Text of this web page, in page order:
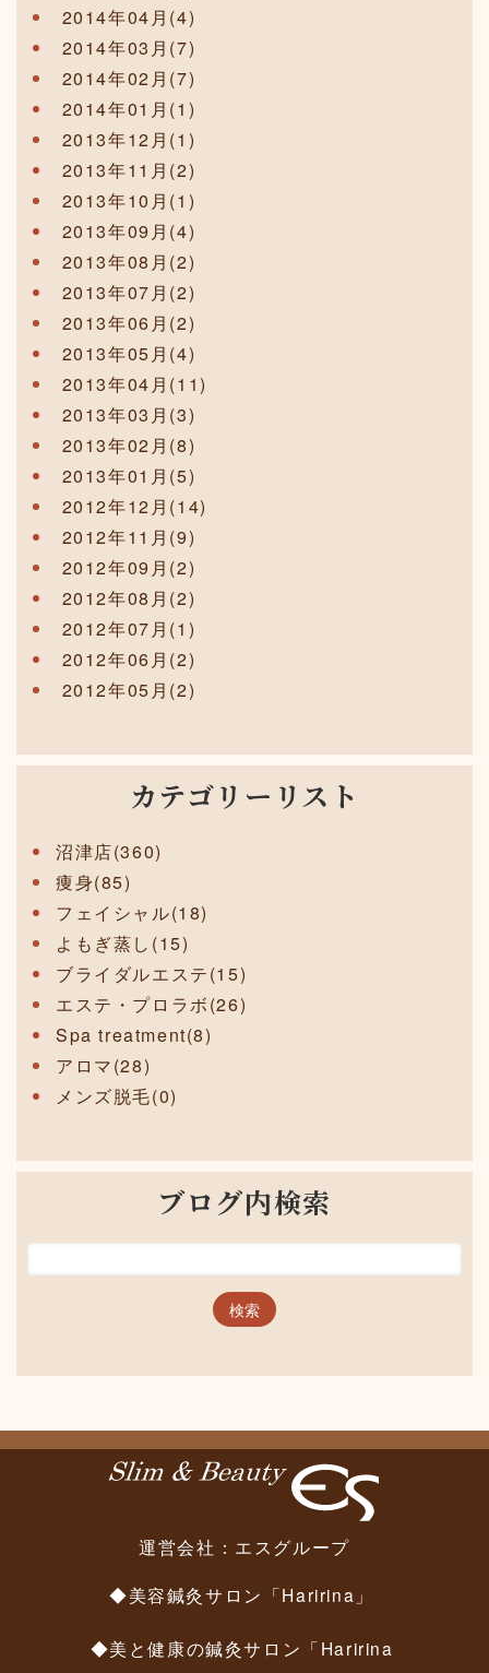
2014年04月(4)
2014年03月(7)
2014年02月(7)
2014年01月(1)
2013年12月(1)
2013年11月(2)
2013年10月(1)
2013年09月(4)
2013年08月(2)
2013年07月(2)
2013年06月(2)
2013年05月(4)
2013年04月(11)
2013年03月(3)
2013年02月(8)
2013年01月(5)
2012年12月(14)
2012年11月(9)
2012年09月(2)
2012年08月(2)
2012年07月(1)
2012年06月(2)
2012年05月(2)
カテゴリーリスト
沼津店(360)
痩身(85)
フェイシャル(18)
よもぎ蒸し(15)
ブライダルエステ(15)
エステ・プロラボ(26)
Spa treatment(8)
アロマ(28)
メンズ脱毛(0)
ブログ内検索
運営会社： エスグループ
◆美容鍼灸サロン「Haririna」
◆美と健康の鍼灸サロン「Haririna